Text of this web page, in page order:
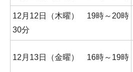
12月12日（木曜） 19時～20時
30分
12月13日（金曜） 16時～19時